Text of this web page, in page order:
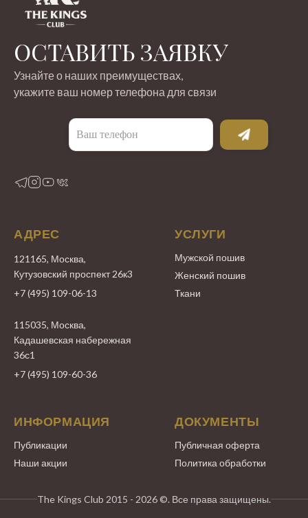
ОСТАВИТЬ ЗАЯВКУ
Узнайте о наших преимуществах,
укажите ваш номер телефона для связи
АДРЕС
121165, Москва,
Кутузовский проспект 26к3
+7 (495) 109-06-13
115035, Москва,
Кадашевская набережная
36с1
+7 (495) 109-60-36
УСЛУГИ
Мужской пошив
Женский пошив
Ткани
ИНФОРМАЦИЯ
Публикации
Наши акции
ДОКУМЕНТЫ
Публичная оферта
Политика обработки
The Kings Club 2015 - 2026 ©. Все права защищены.